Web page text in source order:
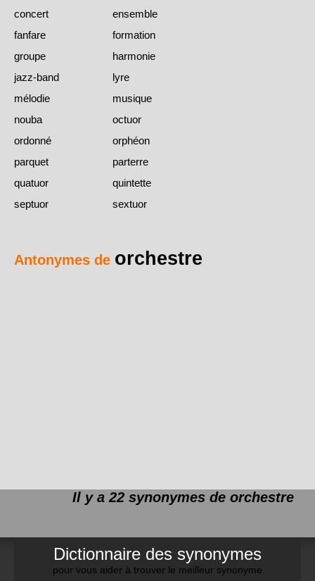
concert
ensemble
fanfare
formation
groupe
harmonie
jazz-band
lyre
mélodie
musique
nouba
octuor
ordonné
orphéon
parquet
parterre
quatuor
quintette
septuor
sextuor
Antonymes de orchestre
Il y a 22 synonymes de orchestre
Dictionnaire des synonymes
pour vous aider à trouver le meilleur synonyme